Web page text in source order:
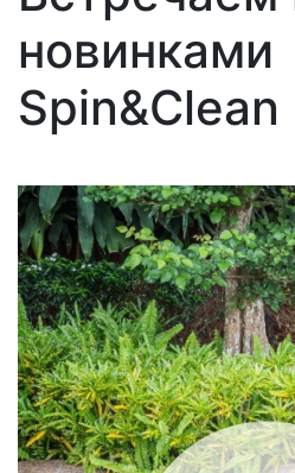
новинками
Spin&Clean